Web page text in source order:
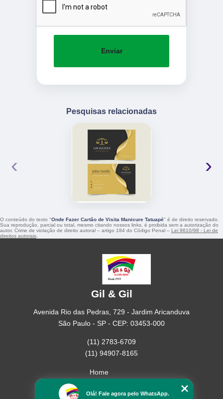
Enviar
Pesquisas relacionadas
‹ ›
O conteúdo do texto "Onde Fazer Cartão de Visita Manicure Tatuapé" é de direito reservado.
Sua reprodução, parcial ou total, mesmo citando nossos links, é proibida sem a autorização do
autor. Crime de violação de direito autoral – artigo 184 do Código Penal – Lei 9610/98 - Lei de
direitos autorais.
Gil & Gil
Avenida Rio das Pedras, 729 - Jardim Aricanduva
São Paulo - SP - CEP: 03453-000
(11) 2783-6709
(11) 94907-8165
Home
Missão
Olá! Fale agora pelo WhatsApp.